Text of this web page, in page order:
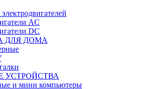
AC
DC
ДЛЯ ДОМА
УСТРОЙСТВА
и мини компьютеры